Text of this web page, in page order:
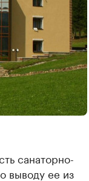
санаторно-
выводу ее из